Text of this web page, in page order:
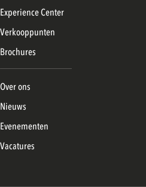
Experience Center
Verkooppunten
Brochures
Over ons
Nieuws
Evenementen
Vacatures